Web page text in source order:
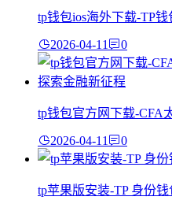
tp钱包ios海外下载-TP
2026-04-11 0
tp钱包官方网下载-CFA
2026-04-11 0
tp苹果版安装-TP 身份